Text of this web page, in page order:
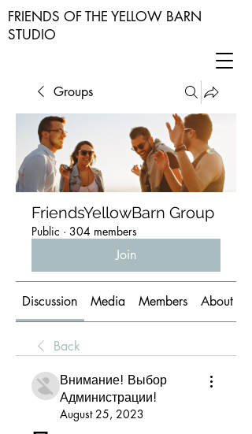
FRIENDS OF THE YELLOW BARN
STUDIO
Groups
FriendsYellowBarn Group
Public · 304 members
Join
Discussion Media Members About
Back
Внимание! Выбор
Администрации!
August 25, 2023